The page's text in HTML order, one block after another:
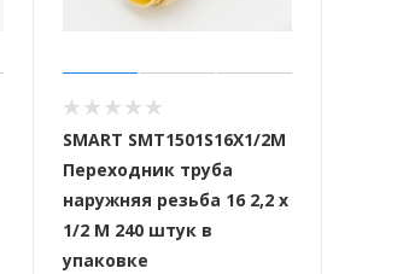
SMART SMT1501S16X1/2M
Переходник труба
наружняя резьба 16 2,2 х
1/2 М 240 штук в
упаковке